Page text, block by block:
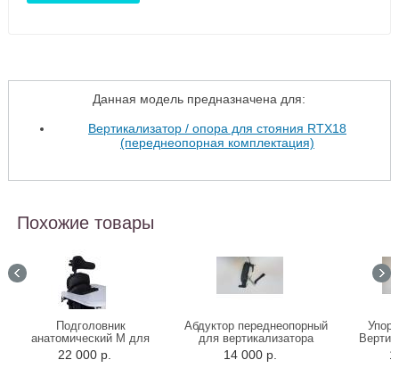
Данная модель предназначена для:
Вертикализатор / опора для стояния RTX18
(переднеопорная комплектация)
Похожие товары
Подголовник
анатомический М для
вертикализатора RTX18
22 000 р.
Абдуктор переднеопорный
для вертикализатора
RTX18
14 000 р.